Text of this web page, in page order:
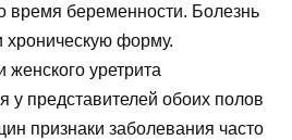
время беременности. Болезнь
хроническую форму.
уретрита
у представителей обоих полов
признаки заболевания часто